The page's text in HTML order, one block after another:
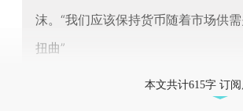
沫。“我们应该保持货币随着市场供
扭曲”
本文共计615字 订